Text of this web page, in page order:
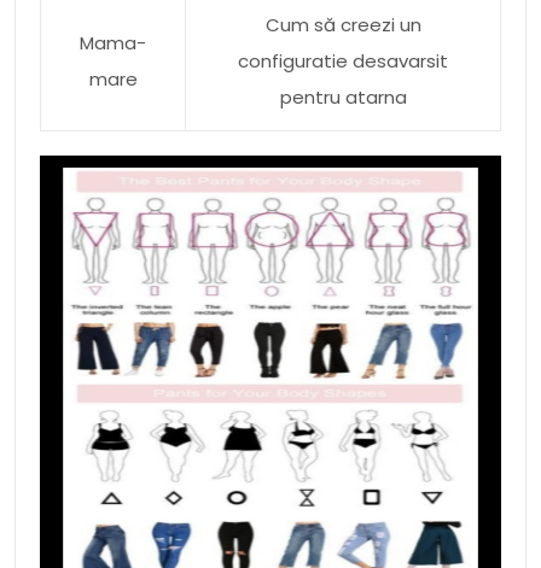
Mama-
mare
Cum să creezi un
configuratie desavarsit
pentru atarna